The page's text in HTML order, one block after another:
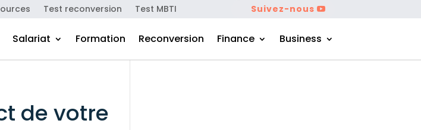
Test reconversion Test MBTI Suivez-nous
Salariat Formation Reconversion Finance Business
de votre